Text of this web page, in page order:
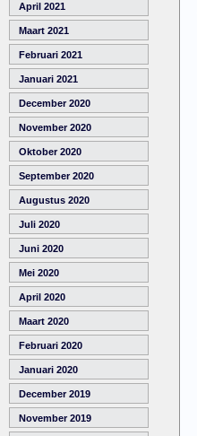
April 2021
Maart 2021
Februari 2021
Januari 2021
December 2020
November 2020
Oktober 2020
September 2020
Augustus 2020
Juli 2020
Juni 2020
Mei 2020
April 2020
Maart 2020
Februari 2020
Januari 2020
December 2019
November 2019